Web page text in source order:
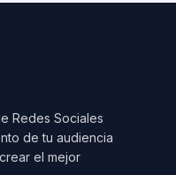
Redes Sociales
de tu audiencia
el mejor